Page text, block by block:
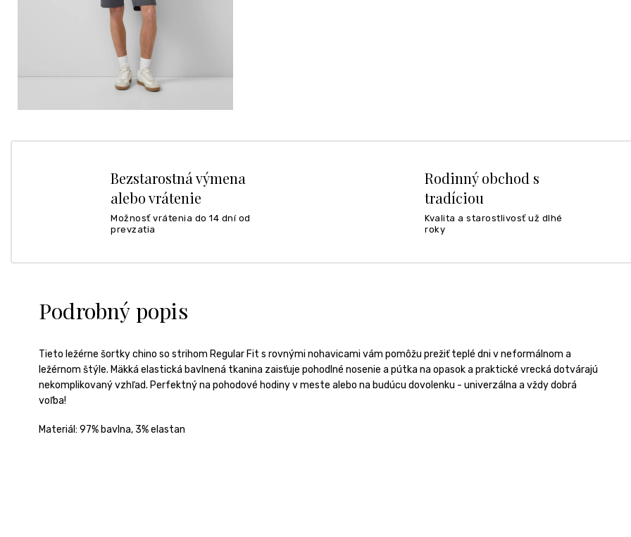
Bezstarostná výmena
alebo vrátenie
Možnosť vrátenia do 14 dní od
prevzatia
Rodinný obchod s
tradíciou
Kvalita a starostlivosť už dlhé
roky
Podrobný popis
Tieto ležérne šortky chino so strihom Regular Fit s rovnými nohavicami vám pomôžu prežiť teplé dni v neformálnom a
ležérnom štýle. Mäkká elastická bavlnená tkanina zaisťuje pohodlné nosenie a pútka na opasok a praktické vrecká dotvárajú
nekomplikovaný vzhľad. Perfektný na pohodové hodiny v meste alebo na budúcu dovolenku - univerzálna a vždy dobrá
voľba!
Materiál: 97% bavlna, 3% elastan